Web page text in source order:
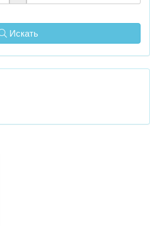
Искать